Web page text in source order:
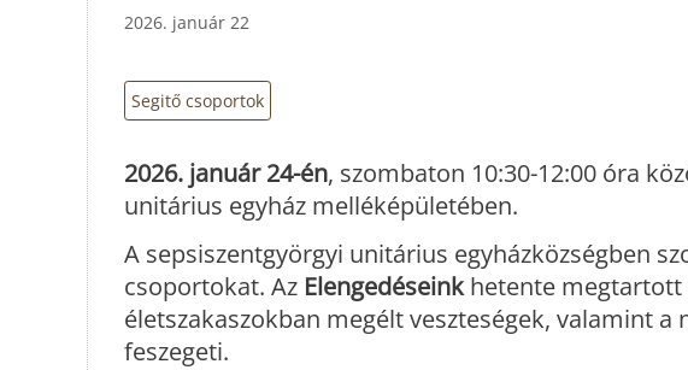
2026. január 22
Segitő csoportok
2026. január 24-én, szombaton 10:30-12:00 óra
unitárius egyház melléképületében.
A sepsiszentgyörgyi unitárius egyházközségben
csoportokat. Az Elengedéseinkhetente megtartott
életszakaszokban megélt veszteségek, valamint
feszegeti.